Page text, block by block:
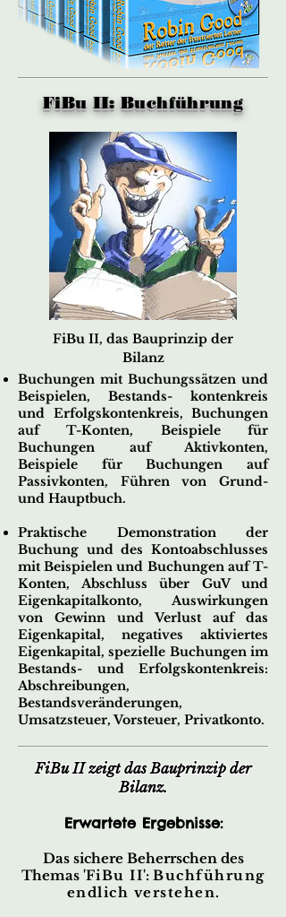
FiBu II: Buchführung
FiBu II, das Bauprinzip der
Bilanz
Buchungen mit Buchungssätzen und
Beispielen, Bestands- kontenkreis
und Erfolgskontenkreis, Buchungen
auf T-Konten, Beispiele für
Buchungen auf Aktivkonten,
Beispiele für Buchungen auf
Passivkonten, Führen von Grund-
und Hauptbuch.
Praktische Demonstration der
Buchung und des Kontoabschlusses
mit Beispielen und Buchungen auf T-
Konten, Abschluss über GuV und
Eigenkapitalkonto, Auswirkungen
von Gewinn und Verlust auf das
Eigenkapital, negatives aktiviertes
Eigenkapital, spezielle Buchungen im
Bestands- und Erfolgskontenkreis:
Abschreibungen,
Bestandsveränderungen,
Umsatzsteuer, Vorsteuer, Privatkonto.
FiBu II zeigt das Bauprinzip der
Bilanz.
Erwartete Ergebnisse:
Das sichere Beherrschen des
Themas 'FiBu II': Buchführung
endlich verstehen.